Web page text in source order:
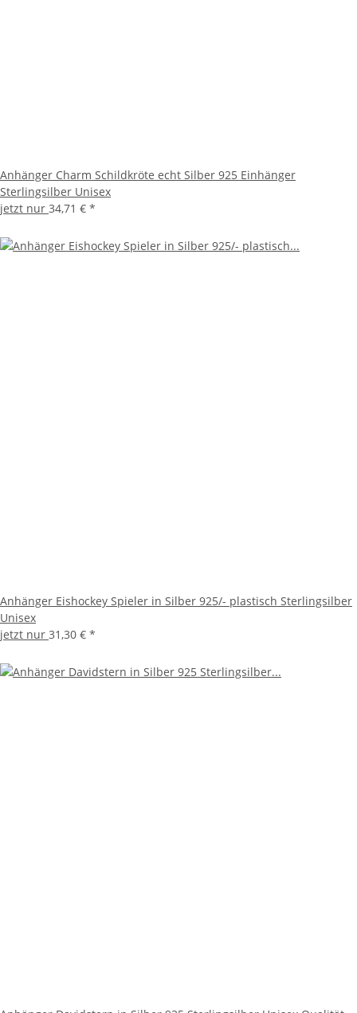
Anhänger Charm Schildkröte echt Silber 925 Einhänger
Sterlingsilber Unisex
jetzt nur 34,71 € *
Anhänger Eishockey Spieler in Silber 925/- plastisch Sterlingsilber
Unisex
jetzt nur 31,30 € *